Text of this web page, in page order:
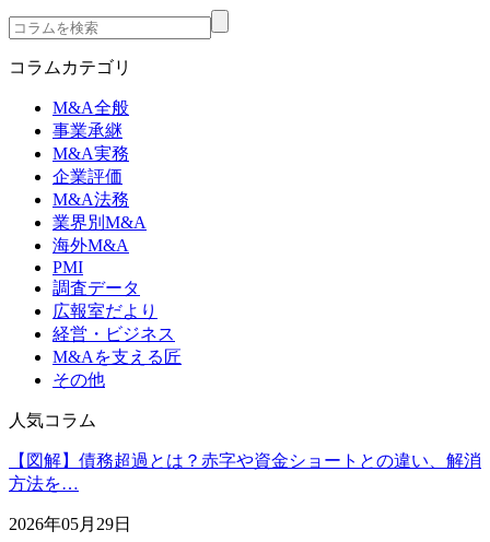
コラムカテゴリ
M&A全般
事業承継
M&A実務
企業評価
M&A法務
業界別M&A
海外M&A
PMI
調査データ
広報室だより
経営・ビジネス
M&Aを支える匠
その他
人気コラム
【図解】債務超過とは？赤字や資金ショートとの違い、解消
方法を…
2026年05月29日